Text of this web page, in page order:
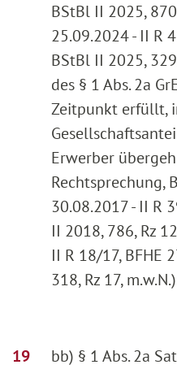
BStBl II 2025,
25.09.2024 - II R
BStBl II 2025,
des § 1 Abs. 2a
Zeitpunkt erfüllt,
Erwerber
Rechtsprechung,
30.08.2017 - II R
II 2018, 786, Rz
II R 18/17, BFHE
318, Rz 17,
bb) § 1 Abs. 2a